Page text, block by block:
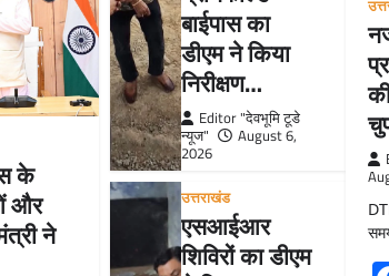
के
और
ने
बाईपास का
डीएम ने किया
निरीक्षण…
Editor "देवभूमि टूडे
न्यूज"
August 6,
2026
उत्तराखंड
एसआईआर
शिविरों का डीएम